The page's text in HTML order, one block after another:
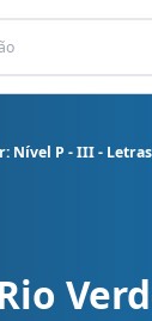
Nível P - III - Letras
Nível P - III